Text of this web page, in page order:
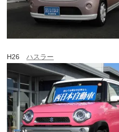
H26ハスラー